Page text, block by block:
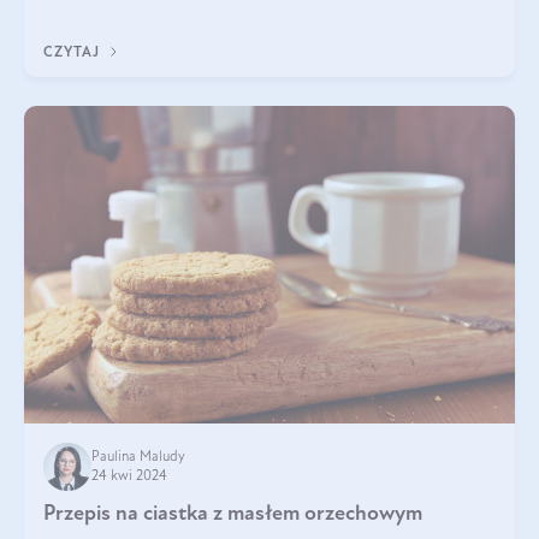
CZYTAJ
Paulina Maludy
24 kwi 2024
Przepis na ciastka z masłem orzechowym